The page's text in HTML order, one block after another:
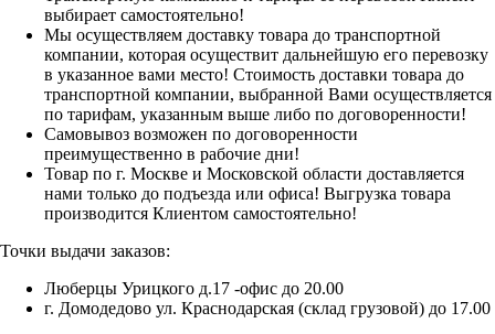
выбирает самостоятельно!
Мы осуществляем доставку товара до транспортной
компании, которая осуществит дальнейшую его перевозку
в указанное вами место! Стоимость доставки товара до
транспортной компании, выбранной Вами осуществляется
по тарифам, указанным выше либо по договоренности!
Самовывоз возможен по договоренности
преимущественно в рабочие дни!
Товар по г. Москве и Московской области доставляется
нами только до подъезда или офиса! Выгрузка товара
производится Клиентом самостоятельно!
Точки выдачи заказов:
Люберцы Урицкого д.17 -офис до 20.00
г. Домодедово ул. Краснодарская (склад грузовой) до 17.00